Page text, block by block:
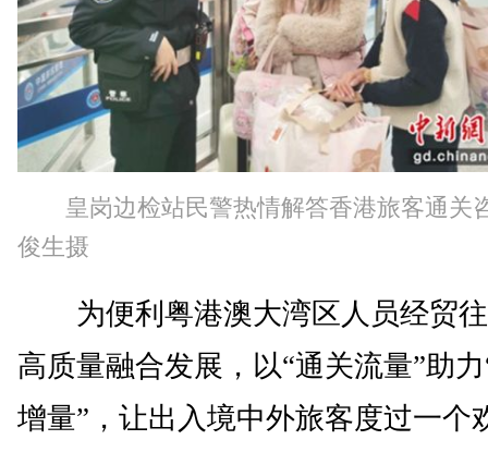
皇岗边检站民警热情解答香港旅客通关
俊生摄
为便利粤港澳大湾区人员经贸
高质量融合发展，以“通关流量”助
增量”，让出入境中外旅客度过一个